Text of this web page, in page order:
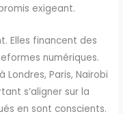
exigeant.
Elles financent des
numériques.
Londres, Paris, Nairobi
s’aligner sur la
en sont conscients.